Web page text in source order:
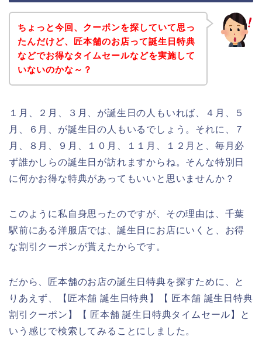
ちょっと今回、クーポンを探していて思っ
たんだけど、匠本舗のお店って誕生日特典
などでお得なタイムセールなどを実施して
いないのかな～？
１月、２月、３月、が誕生日の人もいれば、４月、５
月、６月、が誕生日の人もいるでしょう。それに、７
月、８月、９月、１０月、１１月、１２月と、毎月必
ず誰かしらの誕生日が訪れますからね。そんな特別日
に何かお得な特典があってもいいと思いませんか？
このように私自身思ったのですが、その理由は、千葉
駅前にある洋服店では、誕生日にお店にいくと、お得
な割引クーポンが貰えたからです。
だから、匠本舗のお店の誕生日特典を探すために、と
りあえず、【匠本舗 誕生日特典】【 匠本舗 誕生日特典
割引クーポン】【 匠本舗 誕生日特典タイムセール】と
いう感じで検索してみることにしました。